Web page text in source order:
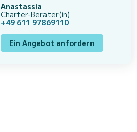
Anastassia
Charter-Berater(in)
+49 611 97869110
Ein Angebot anfordern